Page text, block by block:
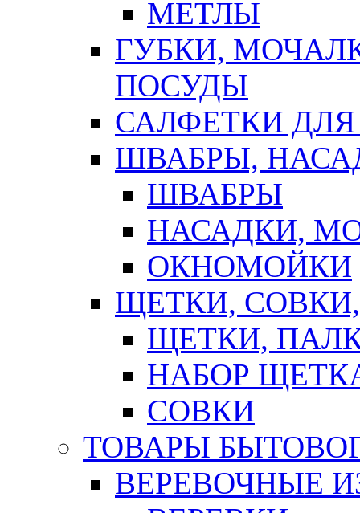
МЕТЛЫ
ГУБКИ,
ПОСУДЫ
САЛФЕТКИ
ШВАБРЫ,
ШВАБРЫ
НАСАДКИ,
ОКНОМОЙКИ
ЩЕТКИ,
ЩЕТКИ,
НАБОР
СОВКИ
ТОВАРЫ
ВЕРЕВОЧНЫЕ